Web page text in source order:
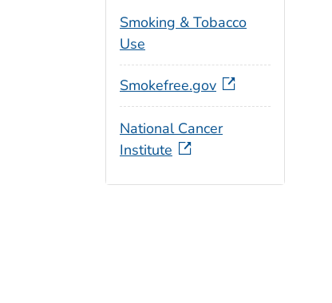
Smoking & Tobacco
Use
Smokefree.gov
National Cancer
Institute